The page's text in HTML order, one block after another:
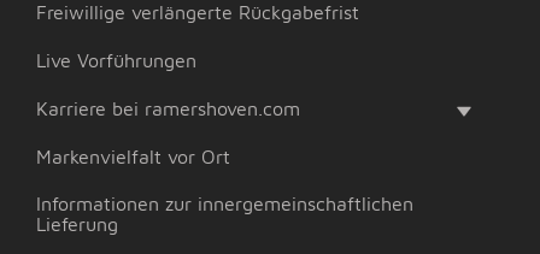
Freiwillige verlängerte Rückgabefrist
Live Vorführungen
Karriere bei ramershoven.com
Markenvielfalt vor Ort
Informationen zur innergemeinschaftlichen
Lieferung